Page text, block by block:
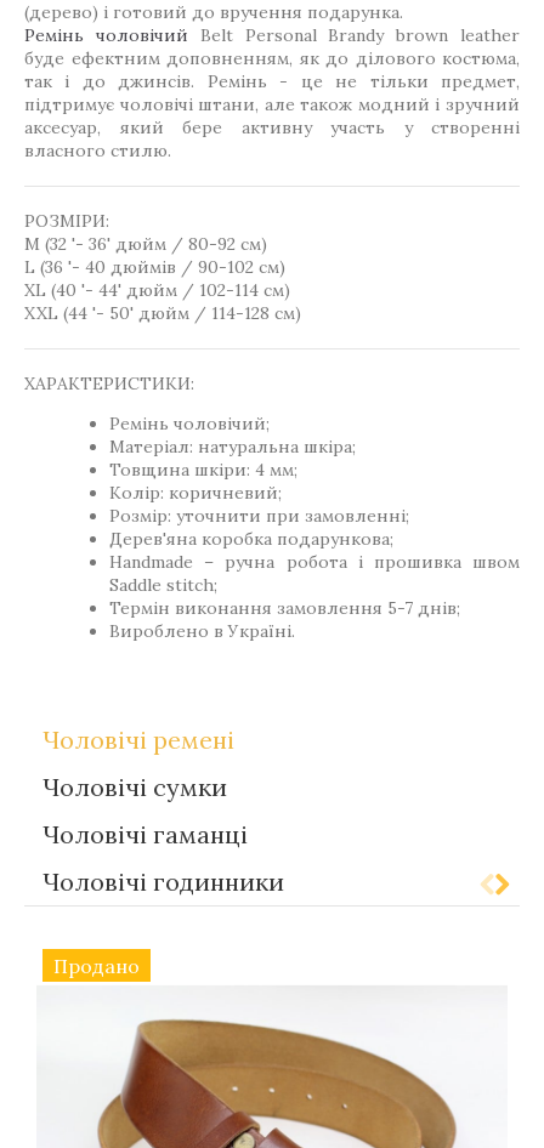
(дерево) і готовий до вручення подарунка.
Ремінь чоловічий Belt Personal Brandy brown leather
буде ефектним доповненням, як до ділового костюма,
так і до джинсів. Ремінь - це не тільки предмет,
підтримує чоловічі штани, але також модний і зручний
аксесуар, який бере активну участь у створенні
власного стилю.
РОЗМІРИ:
М (32 '- 36' дюйм / 80-92 см)
L (36 '- 40 дюймів / 90-102 см)
XL (40 '- 44' дюйм / 102-114 см)
XXL (44 '- 50' дюйм / 114-128 см)
ХАРАКТЕРИСТИКИ:
Ремінь чоловічий;
Матеріал: натуральна шкіра;
Товщина шкіри: 4 мм;
Колір: коричневий;
Розмір: уточнити при замовленні;
Дерев'яна коробка подарункова;
Handmade – ручна робота і прошивка швом
Saddle stitch;
Термін виконання замовлення 5-7 днів;
Вироблено в Україні.
Чоловічі ремені
Чоловічі сумки
Чоловічі гаманці
Чоловічі годинники
Продано